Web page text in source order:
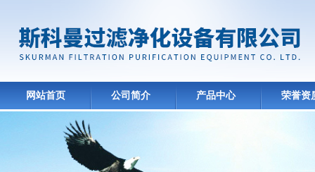
网站首页 公司简介 产品中心 荣誉资